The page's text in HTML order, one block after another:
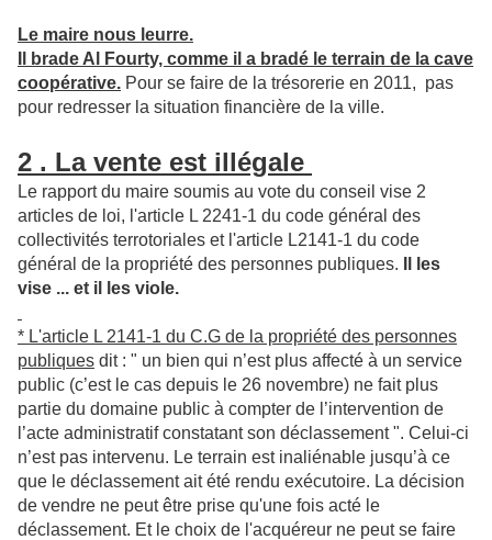
Le maire nous leurre.
l brade Al Fourty, comme il a bradé le terrain de la cave
coopérative. Pour se faire de la trésorerie en 2011, pas
pour redresser la situation financière de la ville.
2 . La vente est illégale
Le rapport du maire soumis au vote du conseil vise 2
articles de loi, l'article L 2241-1 du code général des
collectivités terrotoriales et l'article L2141-1 du code
général de la propriété des personnes publiques.
Il les
vise ... et il les viole.
* L'article L 2141-1 du C.G de la propriété des personnes
publiques dit : " un bien qui n’est plus affecté à un service
public (c’est le cas depuis le 26 novembre) ne fait plus
partie du domaine public à compter de l’intervention de
l’acte administratif constatant son déclassement ". Celui-ci
n’est pas intervenu. Le terrain est inaliénable jusqu’à ce
que le déclassement ait été rendu exécutoire. La décision
de vendre ne peut être prise qu'une fois acté le
déclassement. Et le choix de l'acquéreur ne peut se faire